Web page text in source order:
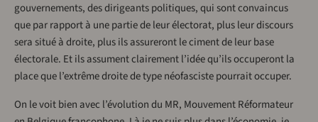
gouvernements, des dirigeants politiques, qui sont convaincus
que par rapport à une partie de leur électorat, plus leur discours
sera situé à droite, plus ils assureront le ciment de leur base
électorale. Et ils assument clairement l’idée qu’ils occuperont la
place que l’extrême droite de type néofasciste pourrait occuper.
On le voit bien avec l’évolution du MR, Mouvement Réformateur